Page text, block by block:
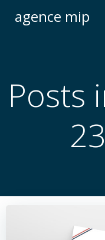
agence mip
Posts